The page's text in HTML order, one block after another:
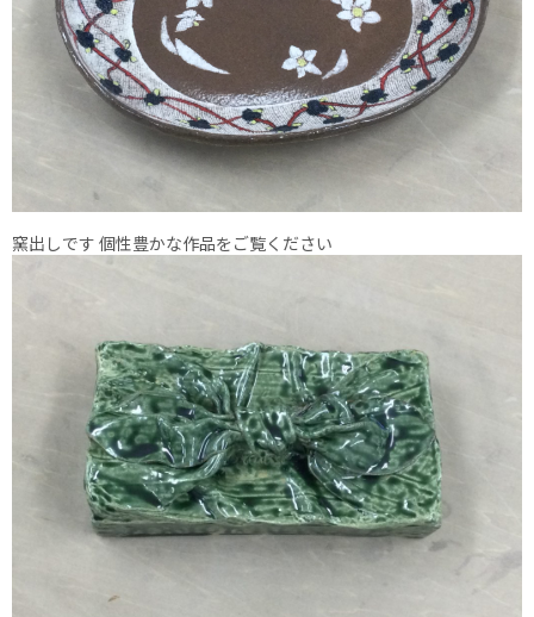
窯出しです 個性豊かな作品をご覧ください